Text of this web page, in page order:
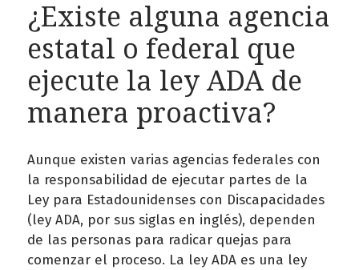
¿Existe alguna agencia
estatal o federal que
ejecute la ley ADA de
manera proactiva?
Aunque existen varias agencias federales con
la responsabilidad de ejecutar partes de la
Ley para Estadounidenses con Discapacidades
(ley ADA, por sus siglas en inglés), dependen
de las personas para radicar quejas para
comenzar el proceso. La ley ADA es una ley